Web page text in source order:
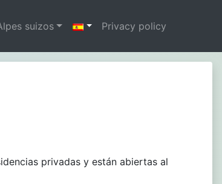
suizos Privacy policy
privadas y están abiertas al